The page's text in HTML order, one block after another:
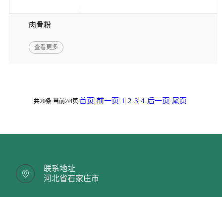
肉骨粉
查看更多
共20条 当前2/4页 首页 前一页 1 2 3 4 后一页 尾页
联系地址
河北省石家庄市